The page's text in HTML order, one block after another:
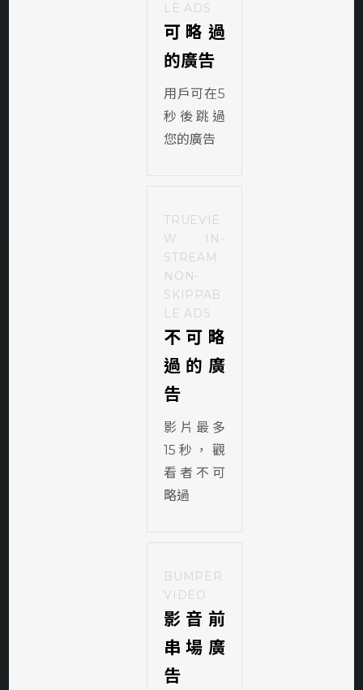
LE ADS
可略過
的廣告
用戶可在5
秒後跳過
您的廣告
TRUEVIE
W IN-
STREAM
NON-
SKIPPAB
LE ADS
不可略
過的廣
告
影片最多
15秒，觀
看者不可
略過
BUMPER
VIDEO
影音前
串場廣
告